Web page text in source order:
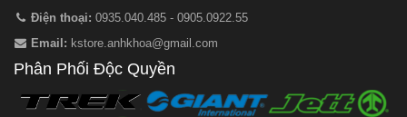
Điện thoại: 0935.040.485 - 0905.0922.55
Email: kstore.anhkhoa@gmail.com
Phân Phối Độc Quyền